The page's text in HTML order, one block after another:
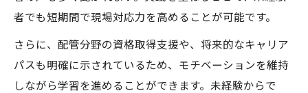
者でも短期間で現場対応力を高めることが可能です。
さらに、配管分野の資格取得支援や、将来的なキャリア
パスも明確に示されているため、モチベーションを維持
しながら学習を進めることができます。未経験からで